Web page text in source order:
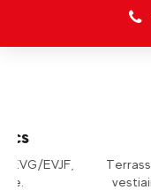
Terrasse, River
vestiaires et